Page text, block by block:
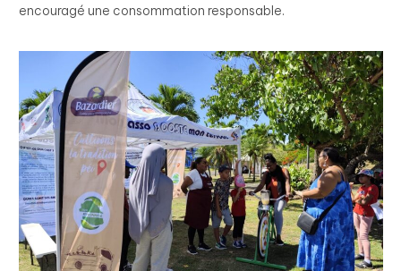
encouragé une consommation responsable.